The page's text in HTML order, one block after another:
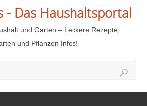
- Das Haushaltsportal
und Garten – Leckere Rezepte,
und Pflanzen Infos!